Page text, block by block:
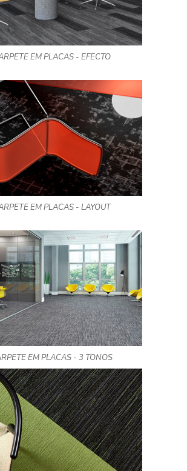
EM PLACAS - EFECTO
EM PLACAS - LAYOUT
EM PLACAS - 3 TONOS